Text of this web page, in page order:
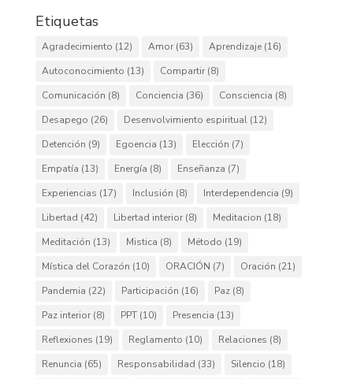
Etiquetas
Agradecimiento (12) Amor(63) Aprendizaje(16)
Autoconocimiento (13) Compartir(8)
Comunicación (8) Conciencia (36) Consciencia (8)
Desapego (26) Desenvolvimiento espiritual(12)
Detención (9) Egoencia (13) Elección (7)
Empatía (13) Energía (8) Enseñanza (7)
Experiencias (17) Inclusión (8) Interdependencia (9)
Libertad (42) Libertad interior(8) Meditacion (18)
Meditación (13) Mistica (8) Método (19)
Mística del Corazón (10) ORACIÓN (7) Oración (21)
Pandemia (22) Participación (16) Paz(8)
Paz interior(8) PPT(10) Presencia (13)
Reflexiones (19) Reglamento (10) Relaciones (8)
Renuncia (65) Responsabilidad (33) Silencio (18)